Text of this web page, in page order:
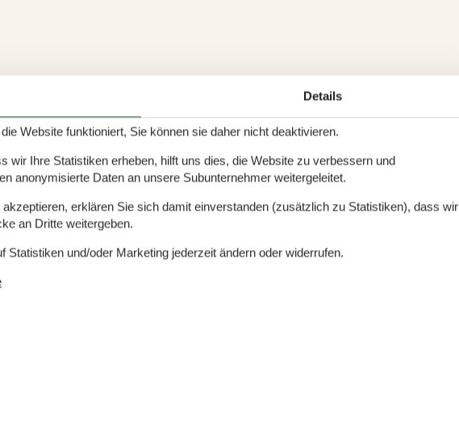
Bademöglichkeiten. Sie wohnen in
des Strandes. Nach nur 20
größte Stadt, Odense, die mit unglaublich
mit Fußgängerzonen, einem
und einem Zoologischen Garten. Das
und begeistert mit einem schönen,
Enebærodde, ein unter Schutz
sich unter anderem Angler auf
Camping gibt es zudem ein
Bezahlung von Ihnen genutzt werden
Details
Website funktioniert, Sie können sie daher nicht deaktivieren.
wir Ihre Statistiken erheben, hilft uns dies, die Website zu verbessern und
anonymisierte Daten an unsere Subunternehmer weitergeleitet.
erklären Sie sich damit einverstanden (zusätzlich zu Statistiken), dass wir
an Dritte weitergeben.
Statistiken und/oder Marketing jederzeit ändern oder widerrufen.